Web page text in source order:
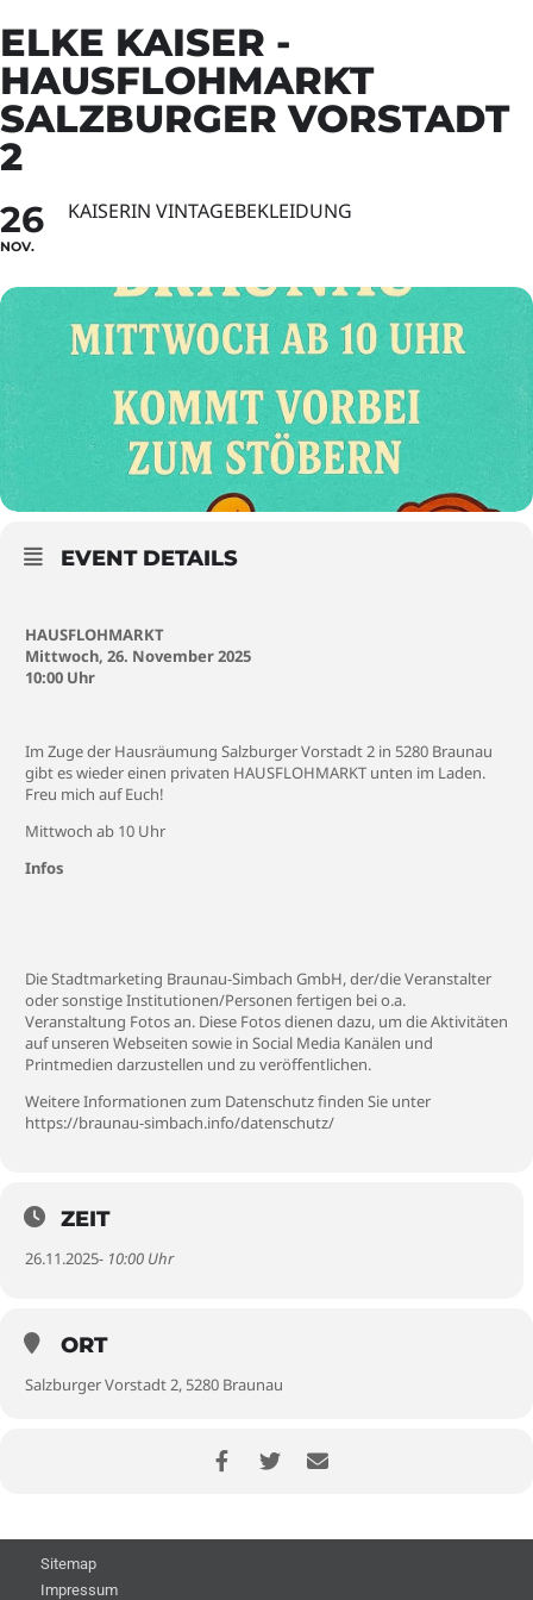
ELKE KAISER -
HAUSFLOHMARKT
SALZBURGER VORSTADT
2
26
NOV.
KAISERIN VINTAGEBEKLEIDUNG
EVENT DETAILS
HAUSFLOHMARKT
Mittwoch, 26. November 2025
10:00 Uhr
Im Zuge der Hausräumung Salzburger Vorstadt 2 in 5280 Braunau
gibt es wieder einen privaten HAUSFLOHMARKT unten im Laden.
Freu mich auf Euch!
Mittwoch ab 10 Uhr
Infos
Die Stadtmarketing Braunau-Simbach GmbH, der/die Veranstalter
oder sonstige Institutionen/Personen fertigen bei o.a.
Veranstaltung Fotos an. Diese Fotos dienen dazu, um die Aktivitäten
auf unseren Webseiten sowie in Social Media Kanälen und
Printmedien darzustellen und zu veröffentlichen.
Weitere Informationen zum Datenschutz finden Sie unter
https://braunau-simbach.info/datenschutz/
ZEIT
26.11.2025- 10:00 Uhr
ORT
Salzburger Vorstadt 2, 5280 Braunau
Sitemap
Impressum